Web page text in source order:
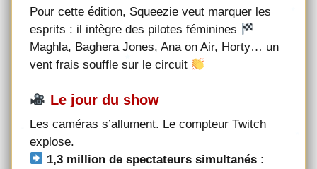
Pour cette édition, Squeezie veut marquer les
esprits : il intègre des pilotes féminines
Maghla, Baghera Jones, Ana on Air, Horty… un
vent frais souffle sur le circuit
Le jour du show
Les caméras s’allument. Le compteur Twitch
explose.
1,3 million de spectateurs simultanés :